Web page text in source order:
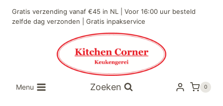
naar
Gratis verzending vanaf €45 in NL | Voor 16:00 uur besteld
zelfde dag verzonden | Gratis inpakservice
Menu Zoeken 0